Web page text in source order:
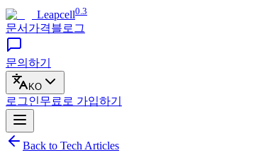
Leapcell0.3
문서 가격블로그
문의하기
KO
로그인무료로 가입하기
Back to Tech Articles